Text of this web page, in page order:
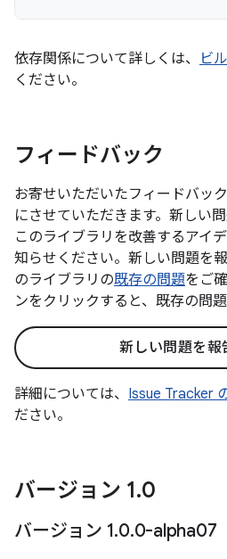
依存関係について詳しくは、 ビ
ください。
フィードバック
お寄せいただいたフィードバッ
にさせていただきます。新しい
このライブラリを改善するアイ
知らせください。新しい問題を
のライブラリの既存の問題をご
ンをクリックすると、既存の問題
新しい問題を報
詳細については、 Issue Tracker
ださい。
バージョン 1.0
バージョン 1.0.0-alpha07